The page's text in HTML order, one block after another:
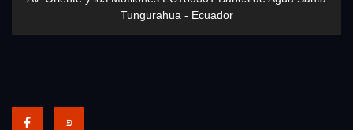
Tungurahua - Ecuador